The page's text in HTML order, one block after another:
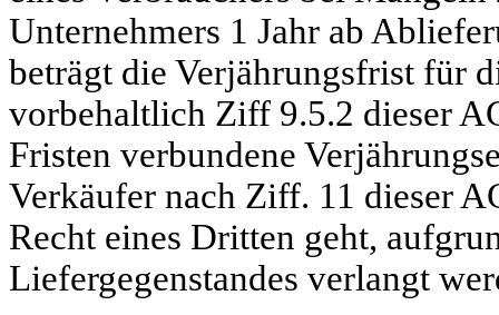
Unternehmers 1 Jahr ab
beträgt die Verjährungsfrist für
vorbehaltlich Ziff 9.5.2 dieser
Fristen verbundene
Verkäufer nach Ziff. 11 dieser
Recht eines Dritten geht,
Liefergegenstandes verlangt